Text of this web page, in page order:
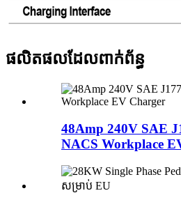
ផលិតផលដែលពាក់ព័ន្ធ
48Amp 240V SAE
NACS Workplace